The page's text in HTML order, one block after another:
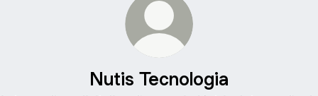
Nutis Tecnologia